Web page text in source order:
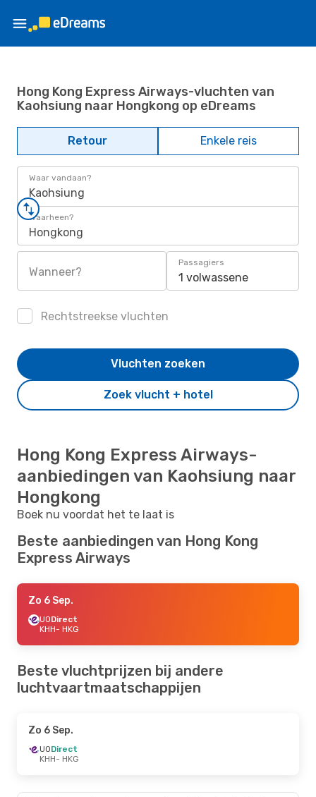
Hong Kong Express Airways-vluchten van
Kaohsiung naar Hongkong op eDreams
Retour Enkele reis
Waar vandaan?
Kaohsiung
Waarheen?
Hongkong
Wanneer?
Passagiers
1 volwassene
Rechtstreekse vluchten
Zoek vlucht + hotel
Vluchten zoeken
Hong Kong Express Airways-
aanbiedingen van Kaohsiung naar
Hongkong
Boek nu voordat het te laat is
Beste aanbiedingen van Hong Kong
Express Airways
Zo 6 Sep.
UODirect
KHH- HKG
Beste vluchtprijzen bij andere
luchtvaartmaatschappijen
Zo 6 Sep.
UODirect
KHH- HKG